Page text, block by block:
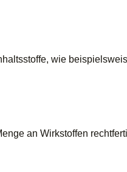
wie
an Wirkstoffen